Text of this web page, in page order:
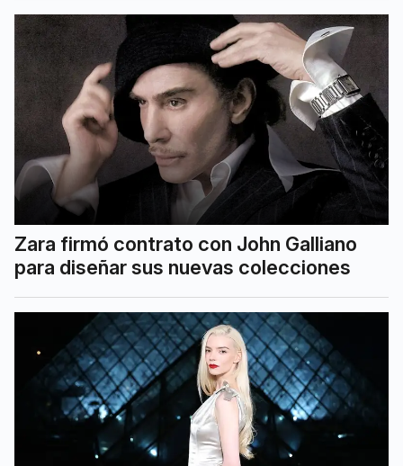
Zara firmó contrato con John Galliano
para diseñar sus nuevas colecciones